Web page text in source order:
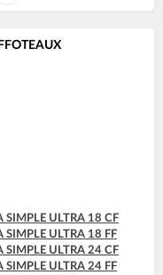
ULTRA 18 CF
ULTRA 18 FF
ULTRA 24 CF
ULTRA 24 FF